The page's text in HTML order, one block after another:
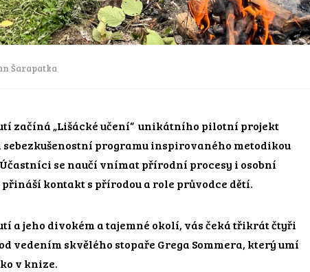
Šarapatka
začíná „Lišácké učení“ unikátního pilotní projekt
programu inspirovaného metodikou
se naučí vnímat přírodní procesy i osobní
kontakt s přírodou a role průvodce dětí.
a jeho divokém a tajemné okolí, vás čeká třikrát čtyři
vedením skvělého stopaře Grega Sommera, který umí
v knize.